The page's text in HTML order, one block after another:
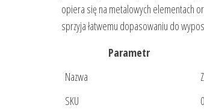
opiera się na metalowych elementach
sprzyja łatwemu dopasowaniu do
Parametr
Nazwa
SKU